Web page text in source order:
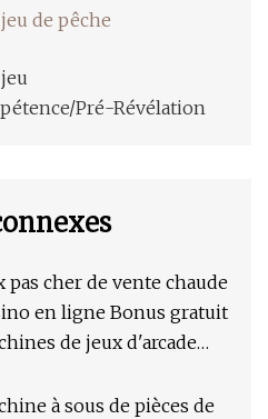
de pêche
Pré-Révélation
​​​​pas cher de vente chaude
en ligne Bonus gratuit
de jeux d'arcade
fente à bouton-
à sous de pièces de